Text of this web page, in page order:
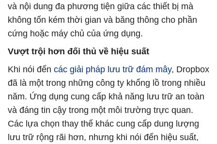
và nội dung đa phương tiện giữa các thiết bị mà
không tốn kém thời gian và băng thông cho phần
cứng hoặc máy chủ của ứng dụng.
Vượt trội hơn đối thủ về hiệu suất
Khi nói đến các giải pháp lưu trữ đám mây, Dropbox
đã là một trong những công ty khổng lồ trong nhiều
năm. Ứng dụng cung cấp khả năng lưu trữ an toàn
và đáng tin cậy trong một môi trường trực quan.
Các lựa chọn thay thế khác cung cấp dung lượng
lưu trữ rộng rãi hơn, nhưng khi nói đến hiệu suất,